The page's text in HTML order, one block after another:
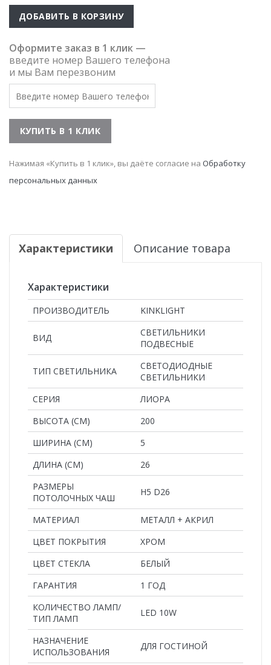
ДОБАВИТЬ В КОРЗИНУ
Оформите заказ в 1 клик —
введите номер Вашего телефона
и мы Вам перезвоним
Нажимая «Купить в 1 клик», вы даёте согласие на Обработку
персональных данных
Характеристики Описание товара
Характеристики
ПРОИЗВОДИТЕЛЬ KINKLIGHT
ВИД
СВЕТИЛЬНИКИ
ПОДВЕСНЫЕ
ТИП СВЕТИЛЬНИКА
СВЕТОДИОДНЫЕ
СВЕТИЛЬНИКИ
СЕРИЯ
ЛИОРА
ВЫСОТА (СМ)
200
ШИРИНА (СМ)
5
ДЛИНА (СМ)
26
РАЗМЕРЫ
ПОТОЛОЧНЫХ ЧАШ
H5 D26
MАТЕРИАЛ
МЕТАЛЛ + АКРИЛ
ЦВЕТ ПОКРЫТИЯ
ХРОМ
ЦВЕТ СТЕКЛА
БЕЛЫЙ
ГАРАНТИЯ
1 ГОД
КОЛИЧЕСТВО ЛАМП/
ТИП ЛАМП
LED 10W
НАЗНАЧЕНИЕ
ИСПОЛЬЗОВАНИЯ
ДЛЯ ГОСТИНОЙ